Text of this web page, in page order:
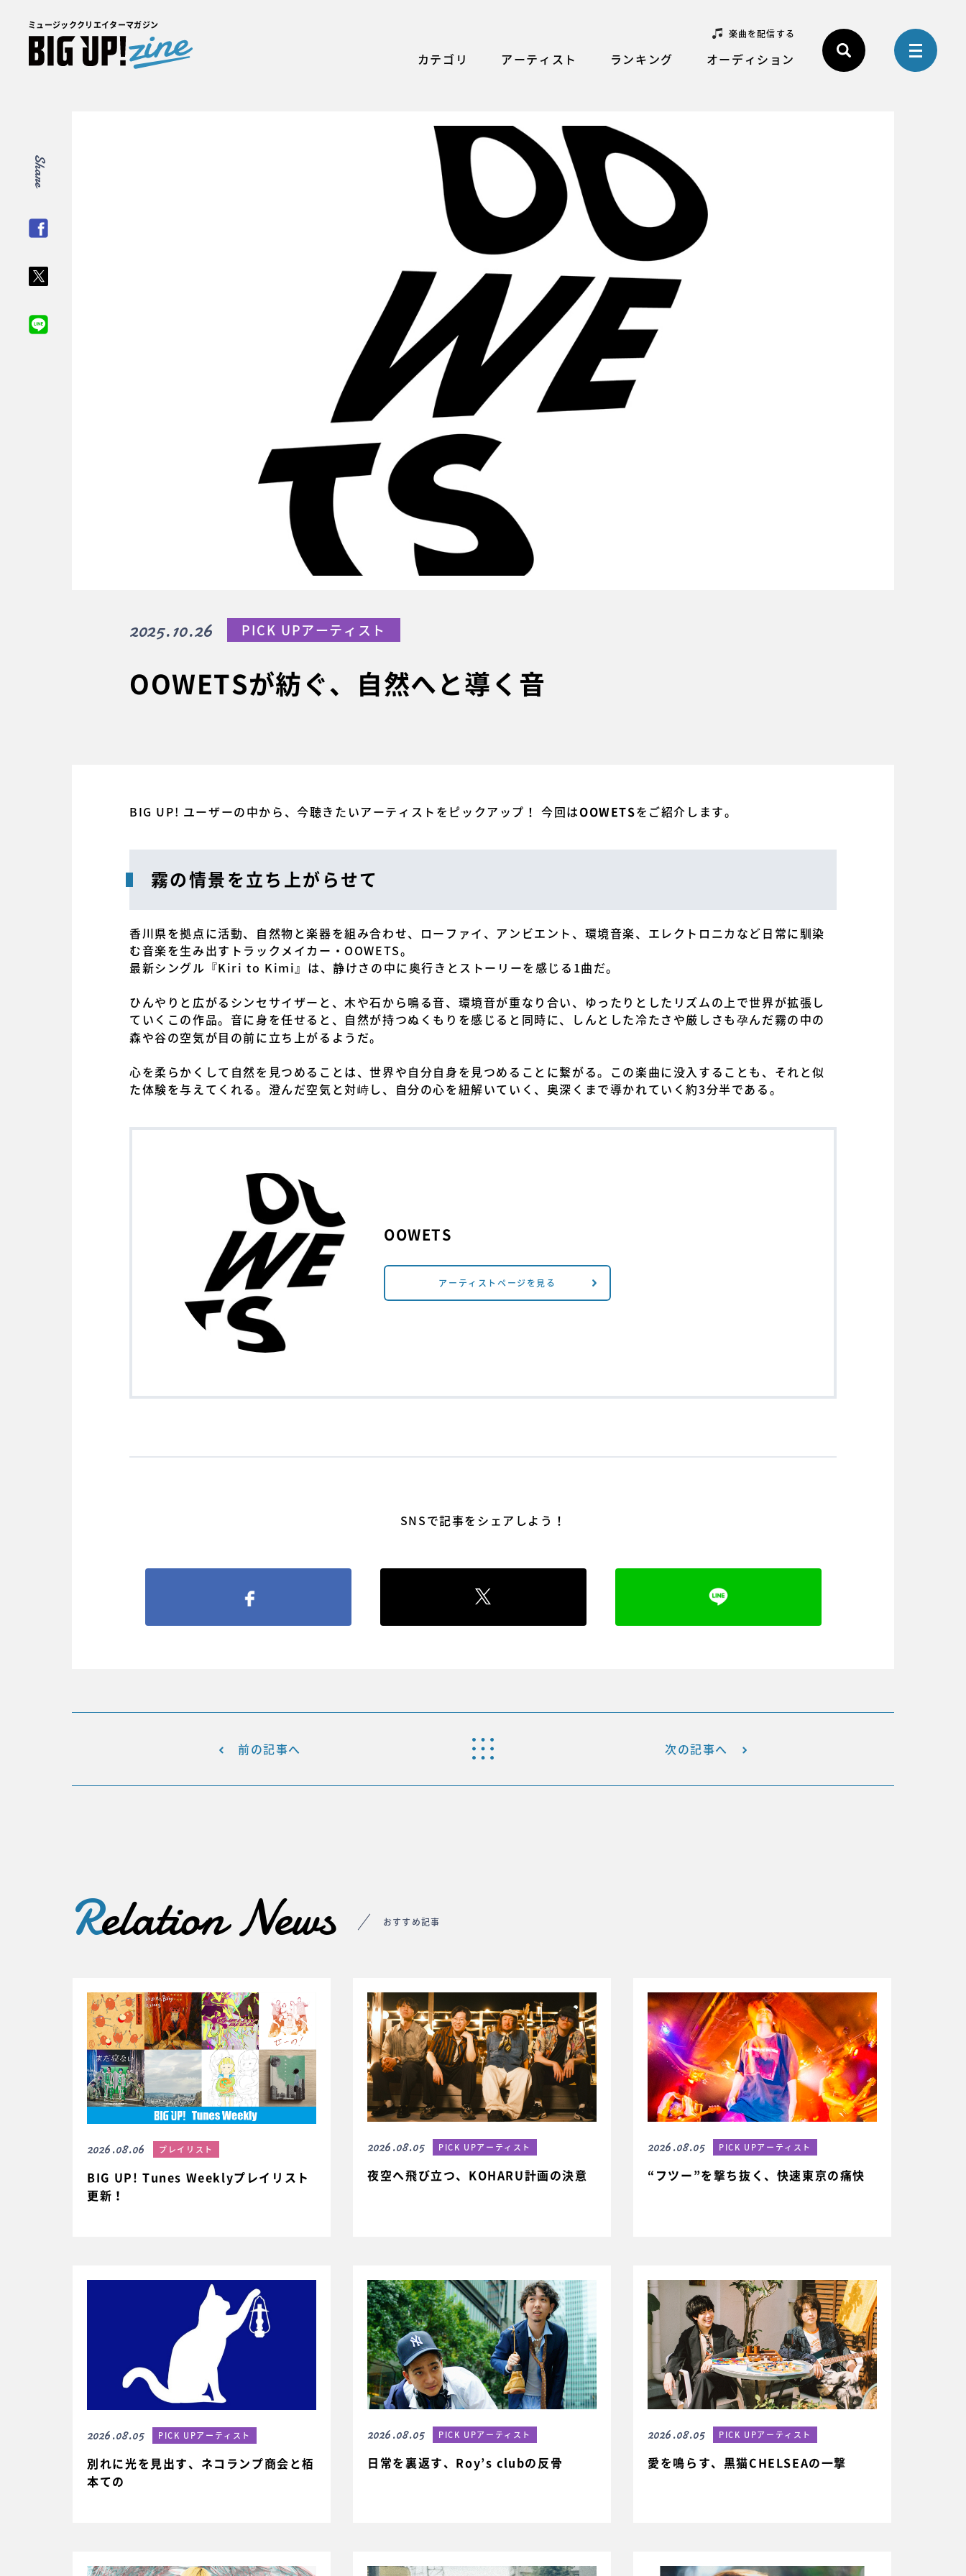
ミュージッククリエイターマガジン
楽曲を配信する
カテゴリ アーティスト ランキング オーディション
Share
OOWETSが紡ぐ、自然へと導く音
2025.10.26 PICK UPアーティスト
BIG UP! ユーザーの中から、今聴きたいアーティストをピックアップ！ 今回は OOWETSをご紹介します。
霧の情景を立ち上がらせて
香川県を拠点に活動、自然物と楽器を組み合わせ、ローファイ、アンビエント、環境音楽、エレクトロニカなど日常に馴染
む音楽を生み出すトラックメイカー・OOWETS。
最新シングル『Kiri to Kimi』は、静けさの中に奥行きとストーリーを感じる1曲だ。
ひんやりと広がるシンセサイザーと、木や石から鳴る音、環境音が重なり合い、ゆったりとしたリズムの上で世界が拡張し
ていくこの作品。音に身を任せると、自然が持つぬくもりを感じると同時に、しんとした冷たさや厳しさも孕んだ霧の中の
森や谷の空気が目の前に立ち上がるようだ。
心を柔らかくして自然を見つめることは、世界や自分自身を見つめることに繋がる。この楽曲に没入することも、それと似
た体験を与えてくれる。澄んだ空気と対峙し、自分の心を紐解いていく、奥深くまで導かれていく約3分半である。
OOWETS
アーティストページを見る
SNSで記事をシェアしよう！
前の記事へ 次の記事へ
Relation News おすすめ記事
2026.08.06 プレイリスト
BIG UP! Tunes Weeklyプレイリスト
更新！
2026.08.05 PICK UPアーティスト
夜空へ飛び立つ、KOHARU計画の決意
2026.08.05 PICK UPアーティスト
“フツー”を撃ち抜く、快速東京の痛快
2026.08.05 PICK UPアーティスト
別れに光を見出す、ネコランプ商会と栢
本ての
2026.08.05 PICK UPアーティスト
日常を裏返す、Roy’s clubの反骨
2026.08.05 PICK UPアーティスト
愛を鳴らす、黒猫CHELSEAの一撃